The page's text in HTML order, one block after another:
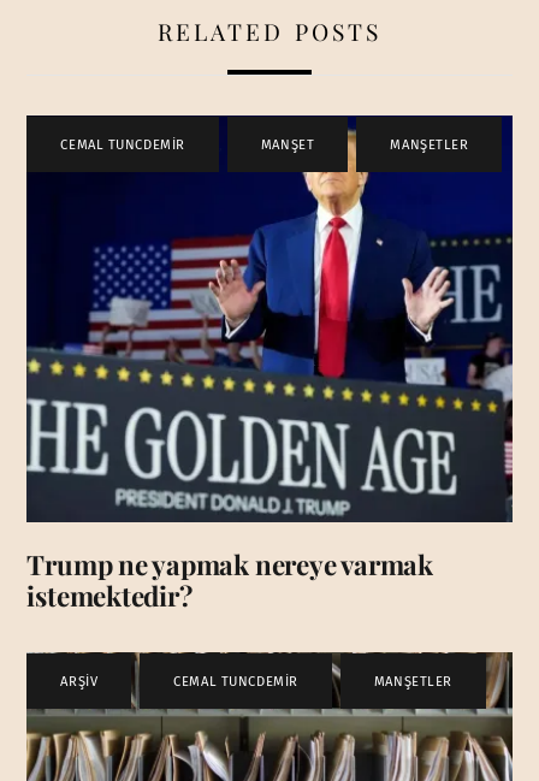
RELATED POSTS
CEMAL TUNCDEMİR MANŞET , MANŞETLER
Trump ne yapmak nereye varmak
istemektedir?
ARŞİV CEMAL TUNCDEMİR , MANŞETLER